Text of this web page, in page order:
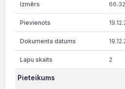
2
Pieteikums